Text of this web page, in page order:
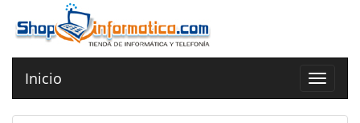
Toggle
Inicio